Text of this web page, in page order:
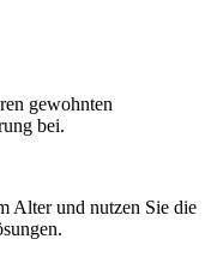
gewohnten
bei.
Alter und nutzen Sie die